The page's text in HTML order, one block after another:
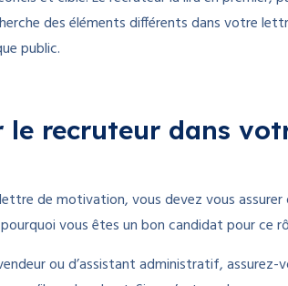
des éléments différents dans votre
public.
le recruteur dans
de motivation, vous devez vous
vous êtes un bon candidat pour ce
vendeur ou d’assistant administratif,